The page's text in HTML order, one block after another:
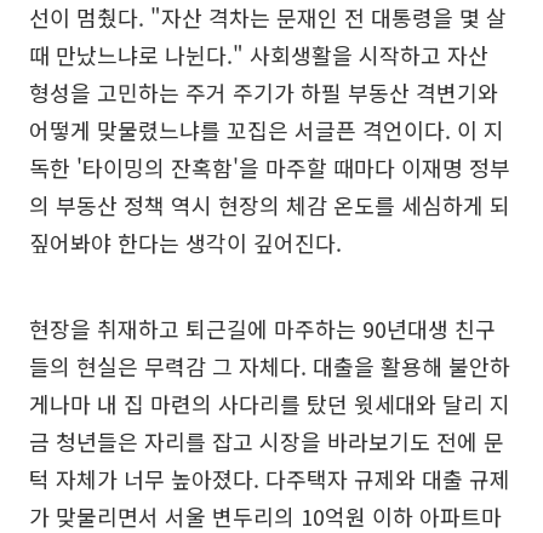
선이 멈췄다. "자산 격차는 문재인 전 대통령을 몇 살
때 만났느냐로 나뉜다." 사회생활을 시작하고 자산
형성을 고민하는 주거 주기가 하필 부동산 격변기와
어떻게 맞물렸느냐를 꼬집은 서글픈 격언이다. 이 지
독한 '타이밍의 잔혹함'을 마주할 때마다 이재명 정부
의 부동산 정책 역시 현장의 체감 온도를 세심하게 되
짚어봐야 한다는 생각이 깊어진다.
현장을 취재하고 퇴근길에 마주하는 90년대생 친구
들의 현실은 무력감 그 자체다. 대출을 활용해 불안하
게나마 내 집 마련의 사다리를 탔던 윗세대와 달리 지
금 청년들은 자리를 잡고 시장을 바라보기도 전에 문
턱 자체가 너무 높아졌다. 다주택자 규제와 대출 규제
가 맞물리면서 서울 변두리의 10억원 이하 아파트마